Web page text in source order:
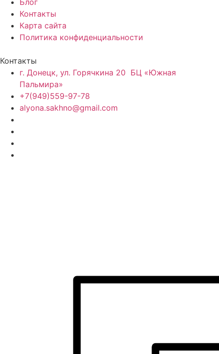
Блог
Контакты
Карта сайта
Политика конфиденциальности
Контакты
г. Донецк, ул. Горячкина 20 БЦ «Южная
Пальмира»
+7(949)559-97-78
alyona.sakhno@gmail.com